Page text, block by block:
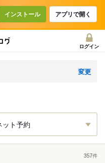
インストール アプリで開く
ログイン
変更
ット予約
357件